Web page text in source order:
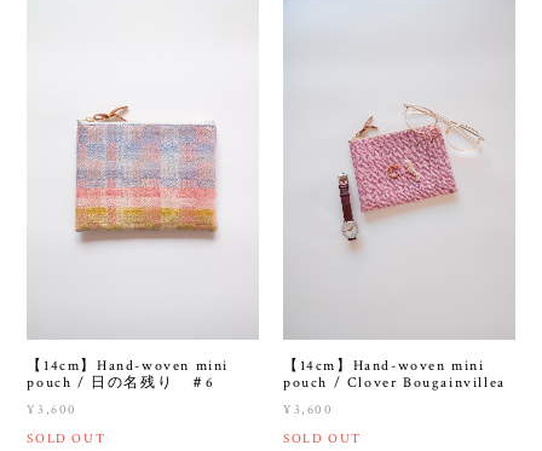
【14cm】Hand-woven mini
pouch / 日の名残り ＃6
¥3,600
SOLD OUT
【14cm】Hand-woven mini
pouch / Clover Bougainvillea
¥3,600
SOLD OUT